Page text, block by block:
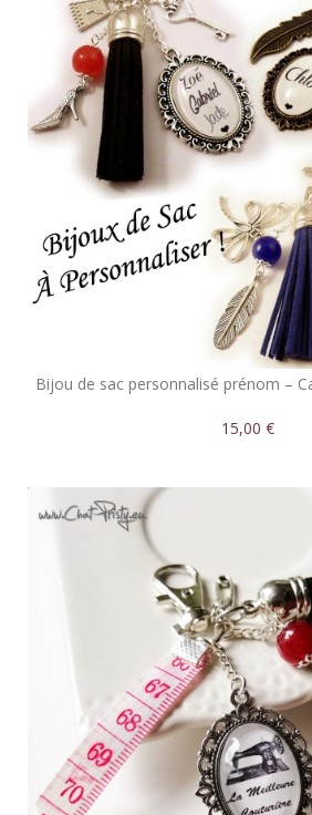
Bijou de sac personnalisé prénom –
15,00 €